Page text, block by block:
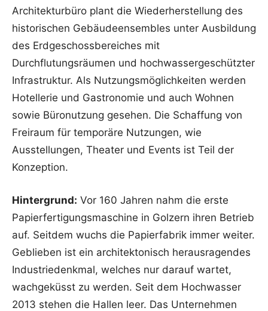
Architekturbüro plant die Wiederherstellung des
historischen Gebäudeensembles unter Ausbildung
des Erdgeschossbereiches mit
Durchflutungsräumen und hochwassergeschützter
Infrastruktur. Als Nutzungsmöglichkeiten werden
Hotellerie und Gastronomie und auch Wohnen
sowie Büronutzung gesehen. Die Schaffung von
Freiraum für temporäre Nutzungen, wie
Ausstellungen, Theater und Events ist Teil der
Konzeption.
Hintergrund: Vor 160 Jahren nahm die erste
Papierfertigungsmaschine in Golzern ihren Betrieb
auf. Seitdem wuchs die Papierfabrik immer weiter.
Geblieben ist ein architektonisch herausragendes
Industriedenkmal, welches nur darauf wartet,
wachgeküsst zu werden. Seit dem Hochwasser
2013 stehen die Hallen leer. Das Unternehmen